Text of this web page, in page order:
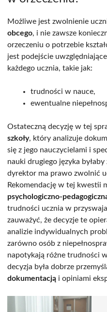
Możliwe jest zwolnienie
obcego, i nie zawsze
orzeczeniu o potrzebie
jest podejście uwzględniające
każdego ucznia, takie jak:
trudności w nauce,
ewentualne
Ostateczną decyzję w tej
szkoły, który analizuje
się z jego nauczycielami i
nauki drugiego języka
dyrektor ma prawo zwolnić
Rekomendację w tej kwestii
psychologiczno-
trudności ucznia w
zauważyć, że decyzje te
analizie indywidualnych
zarówno osób z
napotykają różne trudności
decyzja była dobrze
dokumentacją i opiniami